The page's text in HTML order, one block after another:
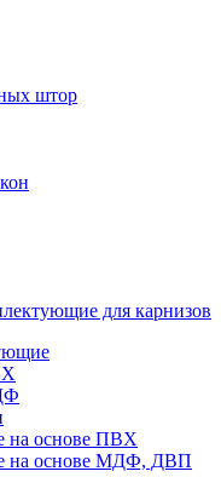
штор
для карнизов
на основе ПВХ
на основе МДФ, ДВП